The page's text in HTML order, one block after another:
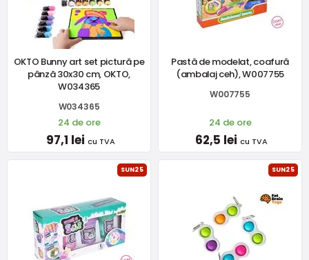
OKTO Bunny art set pictură pe
pânză 30x30 cm, OKTO,
W034365
W034365
24 de ore
97,1 lei cu TVA
Pastă de modelat, coafură
(ambalaj ceh), W007755
W007755
24 de ore
62,5 lei cu TVA
SUN25 SUN25